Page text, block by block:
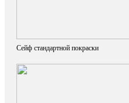
Сейф стандартной покраски